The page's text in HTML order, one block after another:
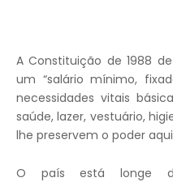
A Constituição de 1988
um “salário mínimo,
necessidades vitais
saúde, lazer, vestuário,
lhe preservem o poder
O país está longe